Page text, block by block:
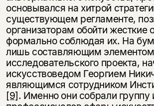
основывался на хитрой
существующем регламенте,
организаторам обойти жесткие
формально соблюдая их. На
лишь составляющим
исследовательского проекта,
искусствоведом Георгием
являющимся сотрудником
[9]. Именно они собрали группу